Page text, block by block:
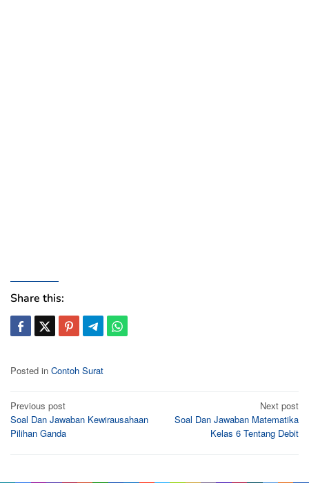
Share this:
Posted in Contoh Surat
Post
navigation
Previous post
Soal Dan Jawaban Kewirausahaan
Pilihan Ganda
Next post
Soal Dan Jawaban Matematika
Kelas 6 Tentang Debit